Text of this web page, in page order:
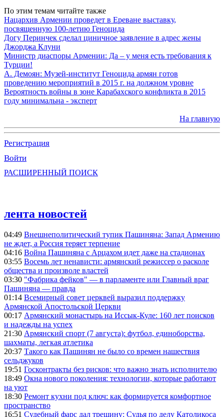
По этим темам читайте также
Нацархив Армении проведет в Ереване выставку,
посвященную 100-летию Геноцида
Догу Перинчек сделал циничное заявление в адрес жены
Джорджа Клуни
Министр диаспоры Армении: Да – у меня есть требования к
Турции!
А. Демоян: Музей-институт Геноцида армян готов
проведению мероприятий в 2015 г. на должном уровне
Вероятность войны в зоне Карабахского конфликта в 2015
году минимальна - эксперт
На главную
Регистрация
Войти
РАСШИРЕННЫЙ ПОИСК
лента новостей
04:49 Внешнеполитический тупик Пашиняна: Запад Армению
не ждет, а Россия теряет терпение
04:16 Война Пашиняна с Арцахом идет даже на стадионах
03:55 Восемь лет ненависти: армянский режиссер о расколе
общества и произволе властей
03:30 "Фабрика фейков" — в парламенте или Главный враг
Пашиняна — правда
01:14 Всемирный совет церквей выразил поддержку
Армянской Апостольской Церкви
00:17 Армянский монастырь на Иссык-Куле: 160 лет поисков
и надежды на успех
21:30 Армянский спорт (7 августа): футбол, единоборства,
шахматы, легкая атлетика
20:37 Такого как Пашинян не было со времен нашествия
сельджуков
19:51 Госконтракты без рисков: что важно знать исполнителю
18:49 Окна нового поколения: технологии, которые работают
на уют
18:30 Ремонт кухни под ключ: как формируется комфортное
пространство
16:51 Судебный фарс дал трещину: Судья по делу Католикоса